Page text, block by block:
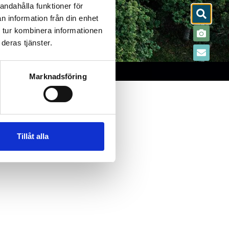
funktioner för
information från din enhet
kombinera informationen
tjänster.
Marknadsföring
Tillåt alla